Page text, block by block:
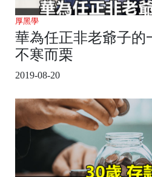
厚黑學
華為任正非老爺子的
不寒而栗
2019-08-20